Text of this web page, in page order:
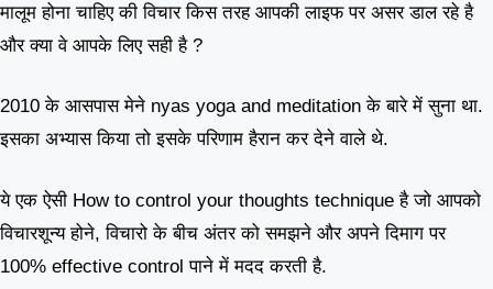
मालूम होना चाहिए की विचार किस तरह आपकी लाइफ पर असर डाल रहे है
और क्या वे आपके लिए सही है ?
2010 के आसपास मेने nyas yoga and meditation के बारे में सुना था.
इसका अभ्यास किया तो इसके परिणाम हैरान कर देने वाले थे.
ये एक ऐसी How to control your thoughts technique है जो आपको
विचारशून्य होने, विचारो के बीच अंतर को समझने और अपने दिमाग पर
100% effective control पाने में मदद करती है.